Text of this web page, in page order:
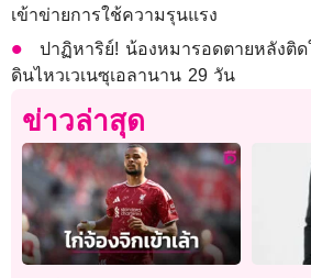
เข้าข่ายการใช้ความรุนแรง
ปาฏิหาริย์! น้องหมารอดตายหลังติ
ดินไหวเวเนซุเอลานาน 29 วัน
ข่าวล่าสุด